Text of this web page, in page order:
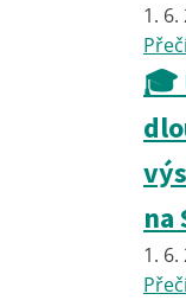
1. 6.
🎓
na
1. 6.